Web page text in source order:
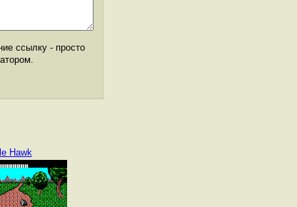
ссылку - просто
Hawk